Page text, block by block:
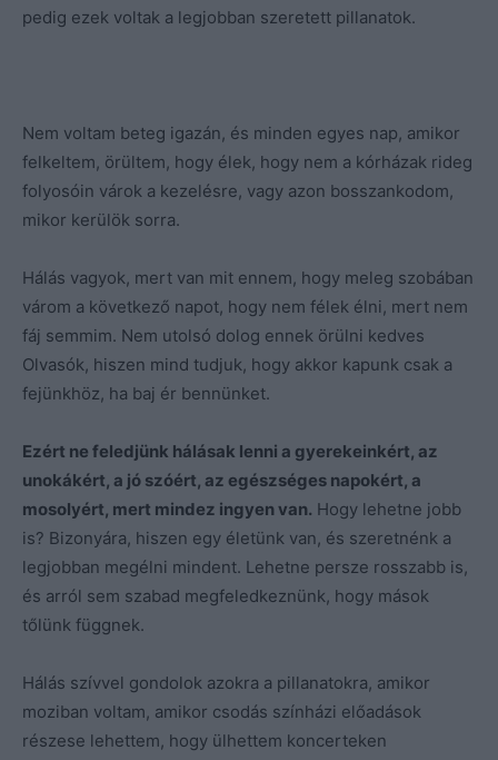
pedig ezek voltak a legjobban szeretett pillanatok.
Nem voltam beteg igazán, és minden egyes nap, amikor
felkeltem, örültem, hogy élek, hogy nem a kórházak rideg
folyosóin várok a kezelésre, vagy azon bosszankodom,
mikor kerülök sorra.
Hálás vagyok, mert van mit ennem, hogy meleg szobában
várom a következő napot, hogy nem félek élni, mert nem
fáj semmim. Nem utolsó dolog ennek örülni kedves
Olvasók, hiszen mind tudjuk, hogy akkor kapunk csak a
fejünkhöz, ha baj ér bennünket.
Ezért ne feledjünk hálásak lenni a gyerekeinkért, az
unokákért, a jó szóért, az egészséges napokért, a
mosolyért, mert mindez ingyen van. Hogy lehetne jobb
is? Bizonyára, hiszen egy életünk van, és szeretnénk a
legjobban megélni mindent. Lehetne persze rosszabb is,
és arról sem szabad megfeledkeznünk, hogy mások
tőlünk függnek.
Hálás szívvel gondolok azokra a pillanatokra, amikor
moziban voltam, amikor csodás színházi előadások
részese lehettem, hogy ülhettem koncerteken